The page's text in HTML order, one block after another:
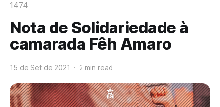
1474
Nota de Solidariedade à
camarada Fêh Amaro
15 de Set de 2021 2 min read